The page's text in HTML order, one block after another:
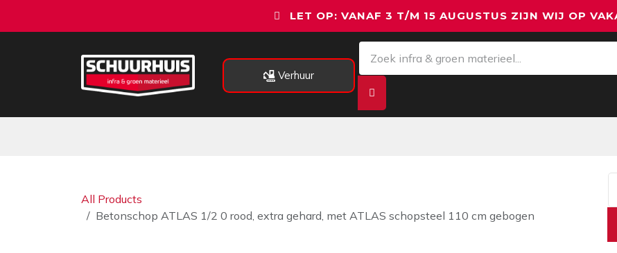
LET OP: VANAF 3 T/M 15 AUGUSTUS ZIJN WIJ OP
Verhuur
All Products
Betonschop ATLAS 1/2 0 rood, extra gehard, met ATLAS schopsteel 110 cm gebogen